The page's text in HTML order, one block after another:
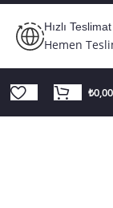
Hızlı Teslimat
Hemen
₺0,00